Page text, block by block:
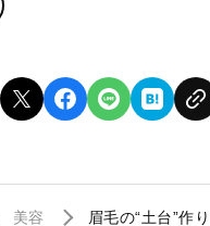
美容 眉毛の“土台”作